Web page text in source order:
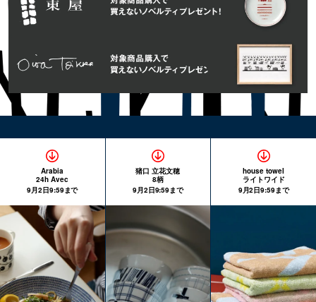
Arabia
24h Avec
9月2日9:59まで
猪口 立花文穂
8柄
9月2日9:59まで
house towel
ライトワイド
9月2日9:59まで